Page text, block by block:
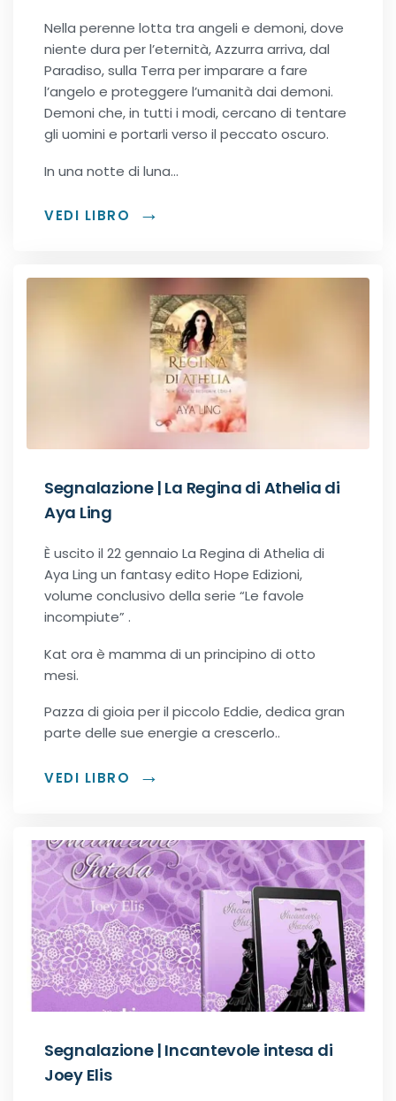
Narrativa contemporanea
Romanzi di formazione
Thriller
Nella perenne lotta tra angeli e demoni, dove
niente dura per l’eternità, Azzurra arriva, dal
Paradiso, sulla Terra per imparare a fare
l’angelo e proteggere l’umanità dai demoni.
Demoni che, in tutti i modi, cercano di tentare
gli uomini e portarli verso il peccato oscuro.
In una notte di luna…
VEDI LIBRO
Segnalazione | La Regina di Athelia di
Aya Ling
È uscito il 22 gennaio La Regina di Athelia di
Aya Ling un fantasy edito Hope Edizioni,
volume conclusivo della serie “Le favole
incompiute” .
Kat ora è mamma di un principino di otto
mesi.
Pazza di gioia per il piccolo Eddie, dedica gran
parte delle sue energie a crescerlo..
VEDI LIBRO
Segnalazione | Incantevole intesa di
Joey Elis